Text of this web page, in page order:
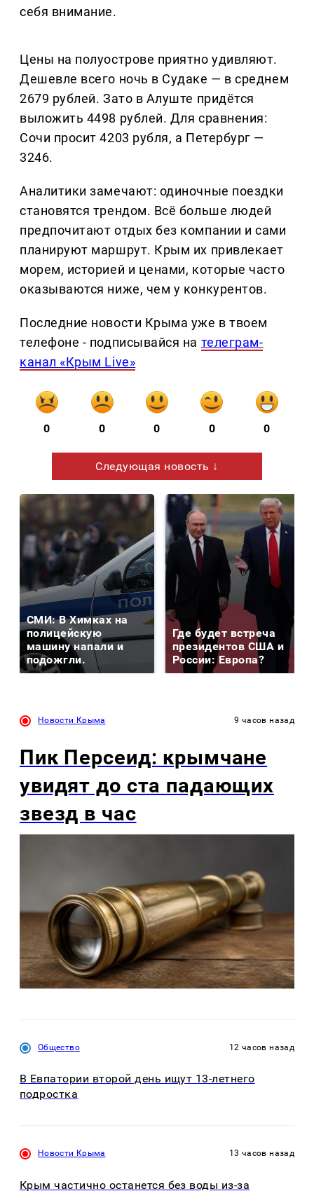
себя внимание.
Цены на полуострове приятно удивляют.
Дешевле всего ночь в Судаке — в среднем
2679 рублей. Зато в Алуште придётся
выложить 4498 рублей. Для сравнения:
Сочи просит 4203 рубля, а Петербург —
3246.
Аналитики замечают: одиночные поездки
становятся трендом. Всё больше людей
предпочитают отдых без компании и сами
планируют маршрут. Крым их привлекает
морем, историей и ценами, которые часто
оказываются ниже, чем у конкурентов.
Последние новости Крыма уже в твоем
телефоне - подписывайся на телеграм-
канал «Крым Live»
0 0 0 0 0
Следующая новость ↓
СМИ: В Химках на
полицейскую
машину напали и
подожгли.
Где будет встреча
президентов США и
России: Европа?
Новости Крыма 9 часов назад
Пик Персеид: крымчане
увидят до ста падающих
звезд в час
Общество 12 часов назад
В Евпатории второй день ищут 13-летнего
подростка
Новости Крыма 13 часов назад
Крым частично останется без воды из-за